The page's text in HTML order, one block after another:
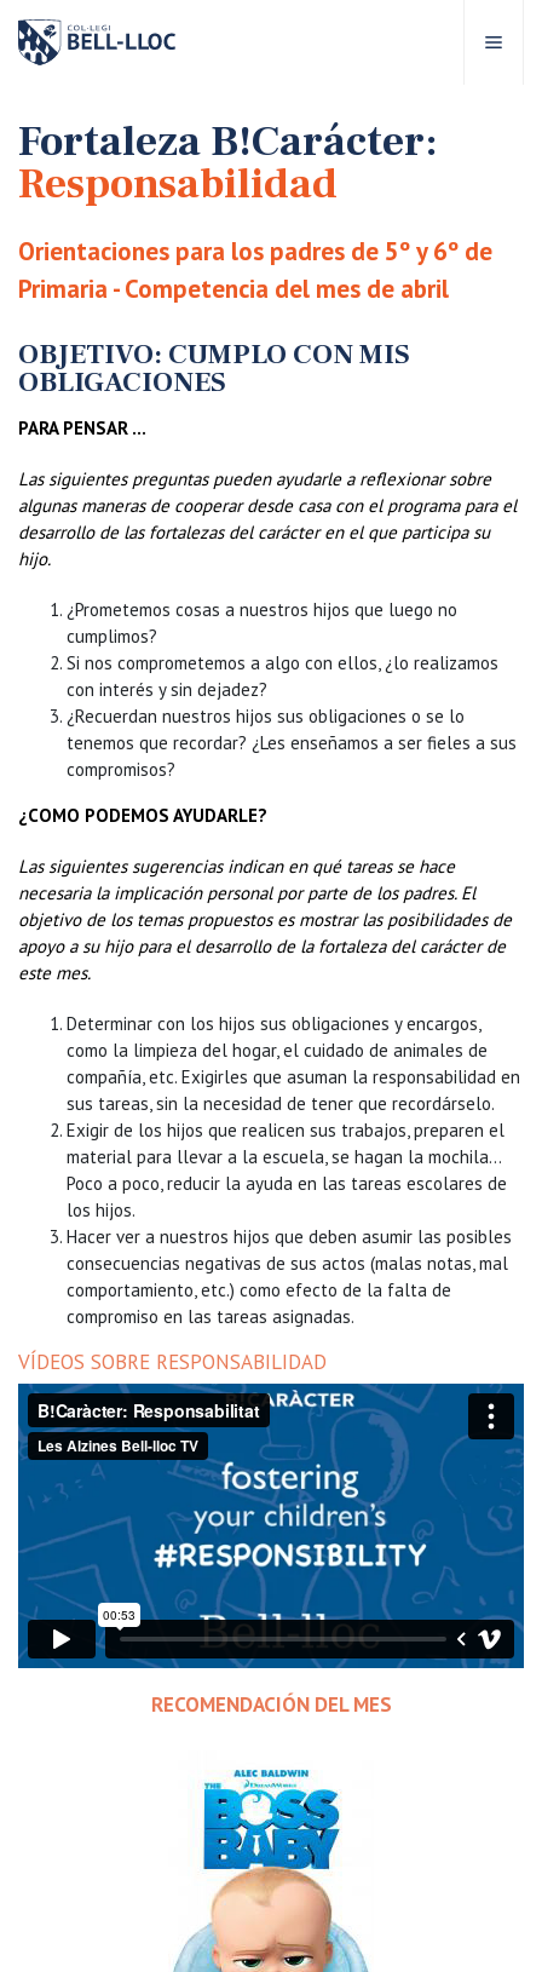
Bell-lloc
Educativo
educativas
Escolares
Bell-lloc
Fortaleza B!Carácter:
Responsabilidad
Orientaciones para los padres de 5º y 6º de
Primaria - Competencia del mes de abril
OBJETIVO: CUMPLO CON MIS
OBLIGACIONES
PARA PENSAR …
Las siguientes preguntas pueden ayudarle a reflexionar sobre
algunas maneras de cooperar desde casa con el programa para el
desarrollo de las fortalezas del carácter en el que participa su
hijo.
¿Prometemos cosas a nuestros hijos que luego no
cumplimos?
Si nos comprometemos a algo con ellos, ¿lo realizamos
con interés y sin dejadez?
¿Recuerdan nuestros hijos sus obligaciones o se lo
tenemos que recordar? ¿Les enseñamos a ser fieles a sus
compromisos?
¿COMO PODEMOS AYUDARLE?
Las siguientes sugerencias indican en qué tareas se hace
necesaria la implicación personal por parte de los padres. El
objetivo de los temas propuestos es mostrar las posibilidades de
apoyo a su hijo para el desarrollo de la fortaleza del carácter de
este mes.
Determinar con los hijos sus obligaciones y encargos,
como la limpieza del hogar, el cuidado de animales de
compañía, etc. Exigirles que asuman la responsabilidad en
sus tareas, sin la necesidad de tener que recordárselo.
Exigir de los hijos que realicen sus trabajos, preparen el
material para llevar a la escuela, se hagan la mochila…
Poco a poco, reducir la ayuda en las tareas escolares de
los hijos.
Hacer ver a nuestros hijos que deben asumir las posibles
consecuencias negativas de sus actos (malas notas, mal
comportamiento, etc.) como efecto de la falta de
compromiso en las tareas asignadas.
VÍDEOS SOBRE RESPONSABILIDAD
RECOMENDACIÓN DEL MES